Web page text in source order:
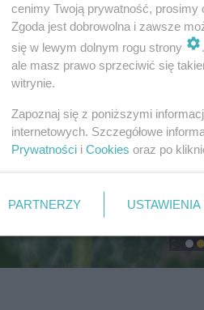
cenimy Twoją prywatność, prosimy
Zgoda jest dobrowolna i zawsze
się w lewym dolnym rogu strony
ale masz prawo sprzeciwić się
witrynie.
Zapoznaj się z poniższymi
internetowych. Szczegółowe
Prywatności i Cookies oraz po
PARTNERZY USTAWIENIA